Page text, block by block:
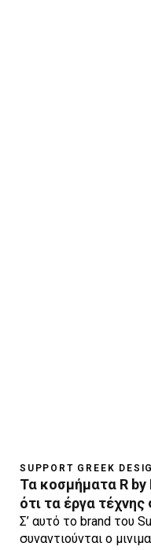
SUPPORT GREEK
Τα κοσμήματα R
ότι τα έργα τέχνης
Σ’ αυτό το brand του
συναντιούνται ο